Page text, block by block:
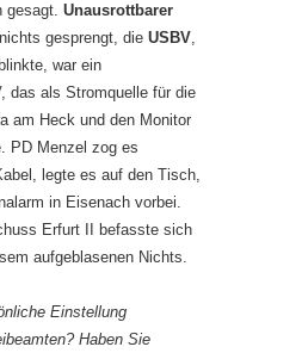
gesagt. Unausrottbarer
gesprengt, die USBV,
war ein
das als Stromquelle für die
am Heck und den Monitor
PD Menzel zog es
legte es auf den Tisch,
in Eisenach vorbei.
Erfurt II befasste sich
aufgeblasenen Nichts.
Einstellung
Haben Sie